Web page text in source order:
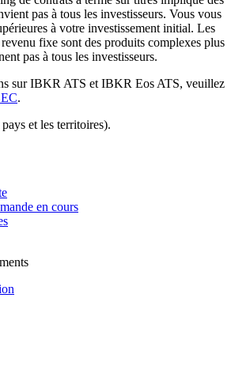
pas à tous les investisseurs. Vous vous
à votre investissement initial. Les
fixe sont des produits complexes plus
pas à tous les investisseurs.
sur IBKR ATS et IBKR Eos ATS, veuillez
.
et les territoires).
en cours